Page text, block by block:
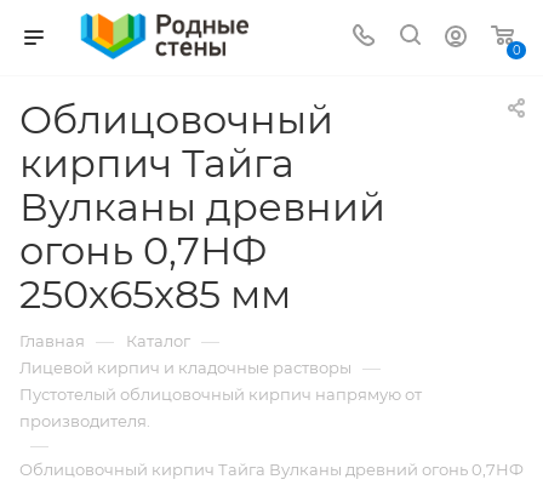
0
Облицовочный
кирпич Тайга
Вулканы древний
огонь 0,7НФ
250х65х85 мм
Главная — Каталог —
Лицевой кирпич и кладочные растворы —
Пустотелый облицовочный кирпич напрямую от
производителя.
—
Облицовочный кирпич Тайга Вулканы древний огонь 0,7НФ